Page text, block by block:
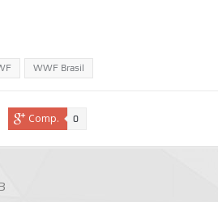
WWF Brasil
Comp. 0